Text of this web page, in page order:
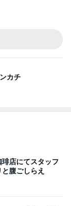
カチ
店にてスタッフ
腹ごしらえ